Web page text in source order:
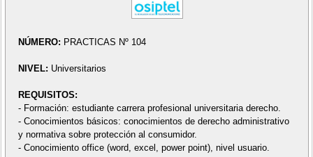
NÚMERO: PRACTICAS Nº 104
NIVEL: Universitarios
REQUISITOS:
- Formación: estudiante carrera profesional universitaria derecho.
- Conocimientos básicos: conocimientos de derecho administrativo
y normativa sobre protección al consumidor.
- Conocimiento office (word, excel, power point), nivel usuario.